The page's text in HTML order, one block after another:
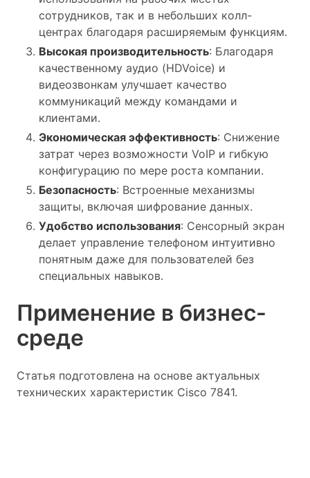
сотрудников, так и в небольших колл-
центрах благодаря расширяемым функциям.
Высокая производительность: Благодаря
качественному аудио (HDVoice) и
видеозвонкам улучшает качество
коммуникаций между командами и
клиентами.
Экономическая эффективность: Снижение
затрат через возможности VoIP и гибкую
конфигурацию по мере роста компании.
Безопасность: Встроенные механизмы
защиты, включая шифрование данных.
Удобство использования: Сенсорный экран
делает управление телефоном интуитивно
понятным даже для пользователей без
специальных навыков.
Применение в бизнес-
среде
Статья подготовлена на основе актуальных
технических характеристик Cisco 7841.